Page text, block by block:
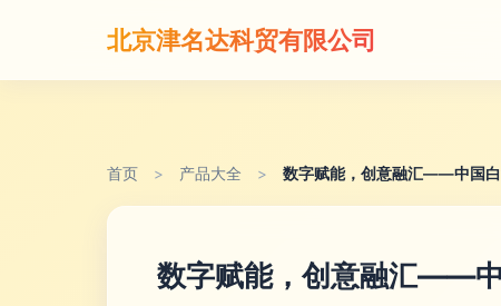
北京津名达科贸有限公司
首页 > 产品大全 > 数字赋能，创意融汇——中国白
数字赋能，创意融汇——